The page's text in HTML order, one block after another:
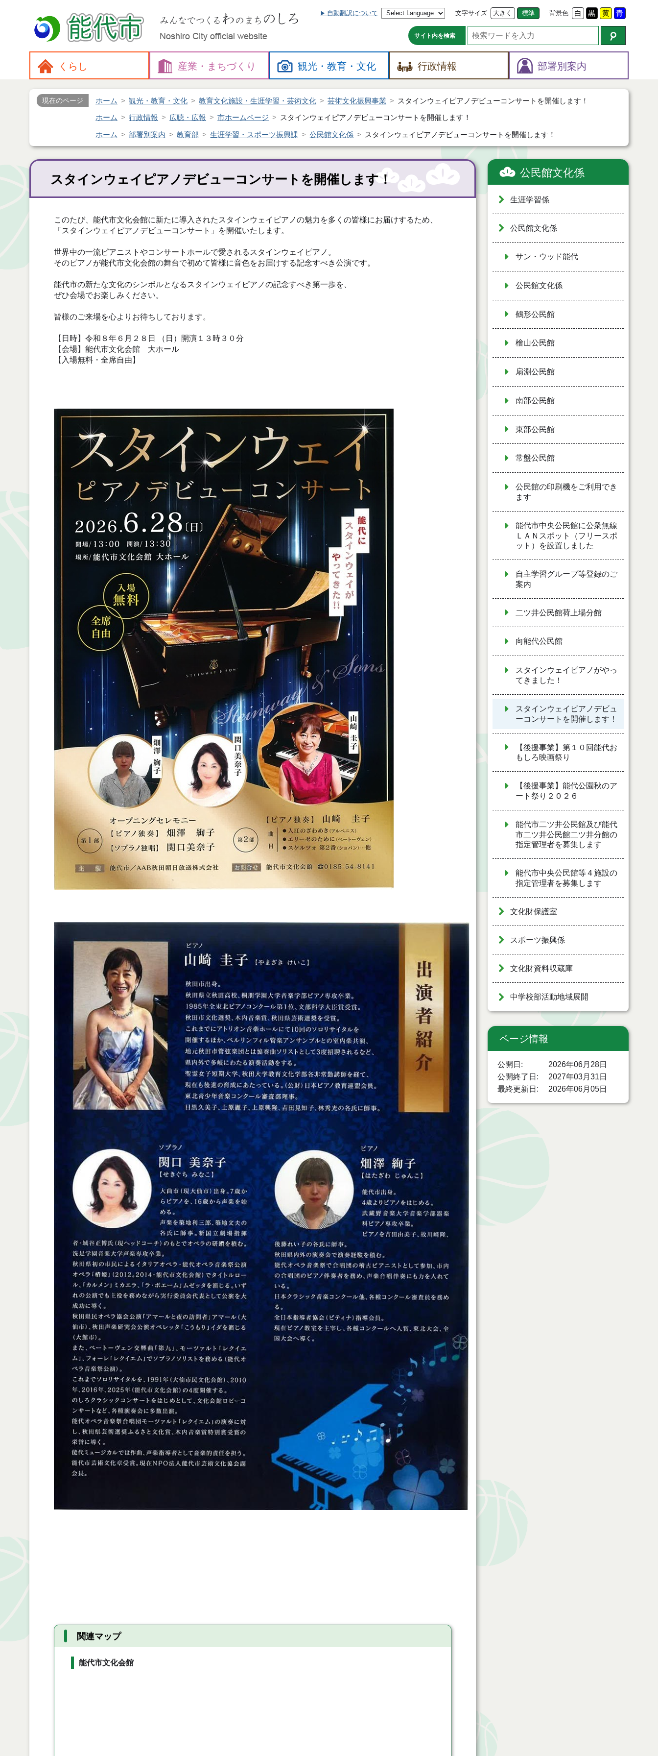
自動翻訳について 文字サイズ 大きく 標準 背景色 白 黒 黄 青
サイト内を検索
くらし 産業・ まちづくり 観光・教育・文化 行政情報 部署別案内
現在のページ ホーム 観光・教育・文化 教育文化施設・生涯学習・芸術文化 芸術文化振興事業 スタインウェイピアノデビューコンサートを開催します！
ホーム 行政情報 広聴・広報 市ホームページ スタインウェイピアノデビューコンサートを開催します！
ホーム 部署別案内 教育部 生涯学習・スポーツ振興課 公民館文化係 スタインウェイピアノデビューコンサートを開催します！
スタインウェイピアノデビューコンサートを開催します！
このたび、能代市文化会館に新たに導入されたスタインウェイピアノの魅力を多くの皆様にお届けするため、
「スタインウェイピアノデビューコンサート」を開催いたします。
世界中の一流ピアニストやコンサートホールで愛されるスタインウェイピアノ。
そのピアノが能代市文化会館の舞台で初めて皆様に音色をお届けする記念すべき公演です。
能代市の新たな文化のシンボルとなるスタインウェイピアノの記念すべき第一歩を、
ぜひ会場でお楽しみください。
皆様のご来場を心よりお待ちしております。
【日時】令和８年６月２８日 （日）開演１３時３０分
【会場】能代市文化会館 大ホール
【入場無料・全席自由】
関連マップ
能代市文化会館
公民館文化係
生涯学習係
公民館文化係
サン・ウッド能代
公民館文化係
鶴形公民館
檜山公民館
扇淵公民館
南部公民館
東部公民館
常盤公民館
公民館の印刷機をご利用でき
ます
能代市中央公民館に公衆無線
ＬＡＮスポット（フリースポ
ット）を設置しました
自主学習グループ等登録のご
案内
二ツ井公民館荷上場分館
向能代公民館
スタインウェイピアノがやっ
てきました！
スタインウェイピアノデビュ
ーコンサートを開催します！
【後援事業】第１０回能代お
もしろ映画祭り
【後援事業】能代公園秋のア
ート祭り２０２６
能代市二ツ井公民館及び能代
市二ツ井公民館二ツ井分館の
指定管理者を募集します
能代市中央公民館等４施設の
指定管理者を募集します
文化財保護室
スポーツ振興係
文化財資料収蔵庫
中学校部活動地域展開
ページ情報
公開日
2026年06月28日
公開終了日
2027年03月31日
最終更新日
2026年06月05日